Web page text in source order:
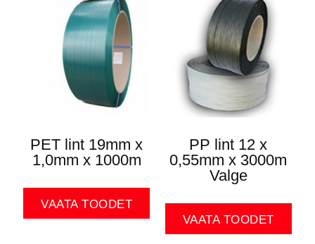
PET lint 19mm x
1,0mm x 1000m
VAATA TOODET
PP lint 12 x
0,55mm x 3000m
Valge
VAATA TOODET